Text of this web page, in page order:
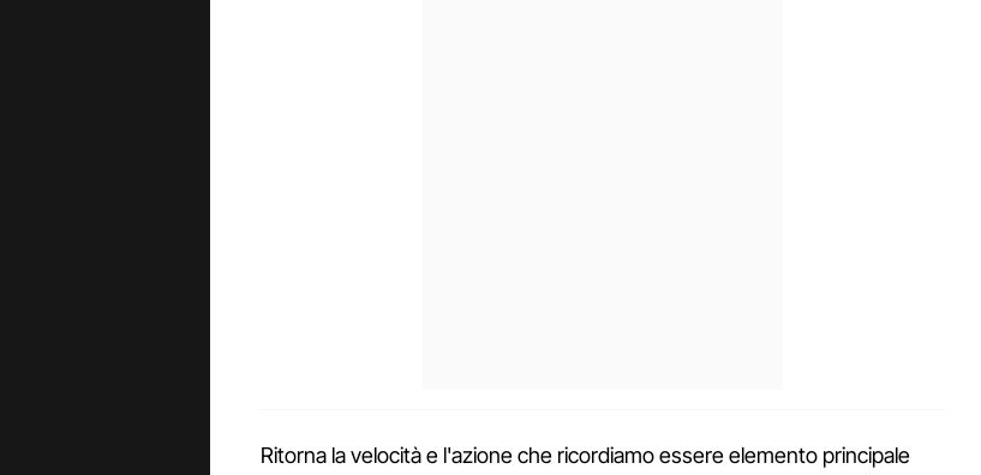
Ritorna la velocità e l'azione che ricordiamo essere elemento principale